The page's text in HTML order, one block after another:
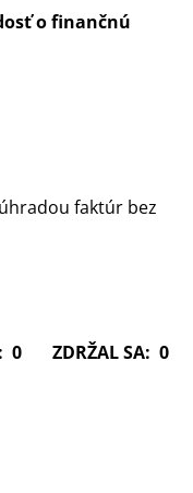
o finančnú
faktúr bez
ZDRŽAL SA: 0